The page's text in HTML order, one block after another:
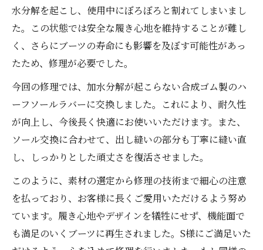
水分解を起こし、使用中にぼろぼろと割れてしまいまし
た。この状態では安全な履き心地を維持することが難し
く、さらにブーツの寿命にも影響を及ぼす可能性があっ
たため、修理が必要でした。
今回の修理では、加水分解が起こらない合成ゴム製のハ
ーフソールラバーに交換しました。これにより、耐久性
が向上し、今後長く快適にお使いいただけます。また、
ソール交換に合わせて、出し縫いの部分も丁寧に縫い直
し、しっかりとした頑丈さを復活させました。
このように、素材の選定から修理の技術まで細心の注意
を払っており、お客様に長くご愛用いただけるよう努め
ています。履き心地やデザインを犠牲にせず、機能面で
も満足のいくブーツに再生されました。S様にご満足いた